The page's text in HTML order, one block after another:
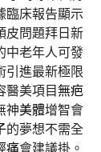
臨床報告顯示
皮問題拜日新
中老年人可發
引進最新極限
醫美項目無疤
神美體增智會
的夢想不需全
痛會建議掛。